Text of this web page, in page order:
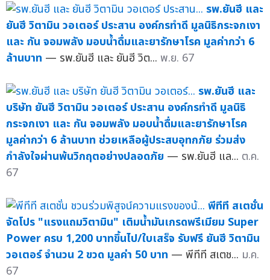
รพ.ยันฮี และ
ยันฮี วิตามิน วอเตอร์ ประสาน องค์กรทำดี มูลนิธิกระจกเงา
และ กัน จอมพลัง มอบน้ำดื่มและยารักษาโรค มูลค่ากว่า 6
ล้านบาท — รพ.ยันฮี และ ยันฮี วิต... พ.ย. 67
รพ.ยันฮี และ
บริษัท ยันฮี วิตามิน วอเตอร์ ประสาน องค์กรทำดี มูลนิธิ
กระจกเงา และ กัน จอมพลัง มอบน้ำดื่มและยารักษาโรค
มูลค่ากว่า 6 ล้านบาท ช่วยเหลือผู้ประสบอุทกภัย ร่วมส่ง
กำลังใจผ่านพ้นวิกฤตอย่างปลอดภัย — รพ.ยันฮี แล... ต.ค.
67
พีทีที สเตชั่น
จัดโปร "แรงแถมวิตามิน" เติมน้ำมันเกรดพรีเมียม Super
Power ครบ 1,200 บาทขึ้นไป/ใบเสร็จ รับฟรี ยันฮี วิตามิน
วอเตอร์ จำนวน 2 ขวด มูลค่า 50 บาท — พีทีที สเตช... ม.ค.
67